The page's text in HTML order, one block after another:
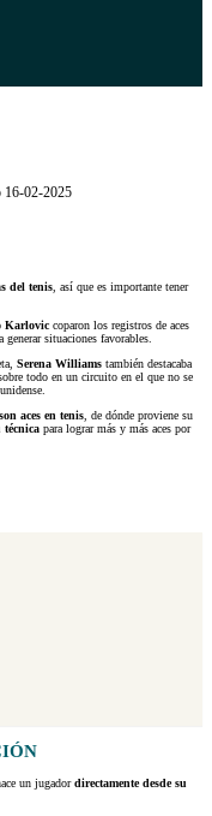
16-02-2025
del tenis , así que es importante tener
Karlovic coparon los registros de aces
generar situaciones favorables.
Serena Williams también destacaba
todo en un circuito en el que no se
aces en tenis , de dónde proviene su
técnica para lograr más y más aces por
un jugadordirectamente desde su